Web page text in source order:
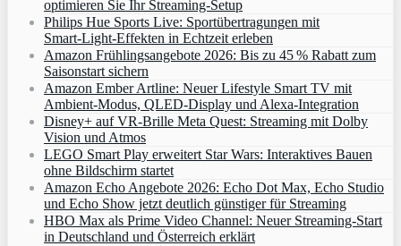
optimieren Sie Ihr Streaming-Setup
Philips Hue Sports Live: Sportübertragungen mit
Smart‑Light‑Effekten in Echtzeit erleben
Amazon Frühlingsangebote 2026: Bis zu 45 % Rabatt zum
Saisonstart sichern
Amazon Ember Artline: Neuer Lifestyle Smart TV mit
Ambient‑Modus, QLED‑Display und Alexa‑Integration
Disney+ auf VR-Brille Meta Quest: Streaming mit Dolby
Vision und Atmos
LEGO Smart Play erweitert Star Wars: Interaktives Bauen
ohne Bildschirm startet
Amazon Echo Angebote 2026: Echo Dot Max, Echo Studio
und Echo Show jetzt deutlich günstiger für Streaming
HBO Max als Prime Video Channel: Neuer Streaming‑Start
in Deutschland und Österreich erklärt